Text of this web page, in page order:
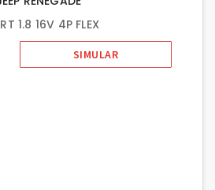
1.8 16V 4P FLEX
SIMULAR